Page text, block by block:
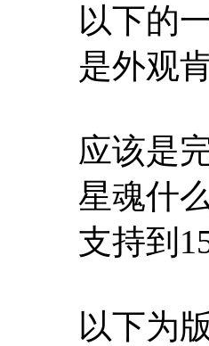
以下的
是外观
应该是
星魂什
支持到
以下为